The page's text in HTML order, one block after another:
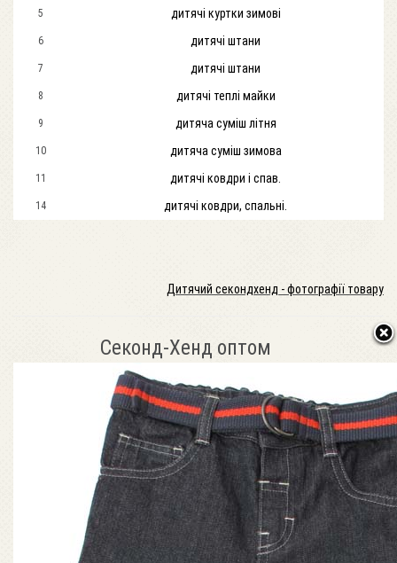
5 дитячі куртки зимові
6 дитячі штани
7 дитячі штани
8 дитячі теплі майки
9 дитяча суміш літня
10 дитяча суміш зимова
11 дитячі ковдри і спав.
14 дитячі ковдри, спальні.
Дитячий секондхенд - фотографії товару
Секонд-Хенд оптом